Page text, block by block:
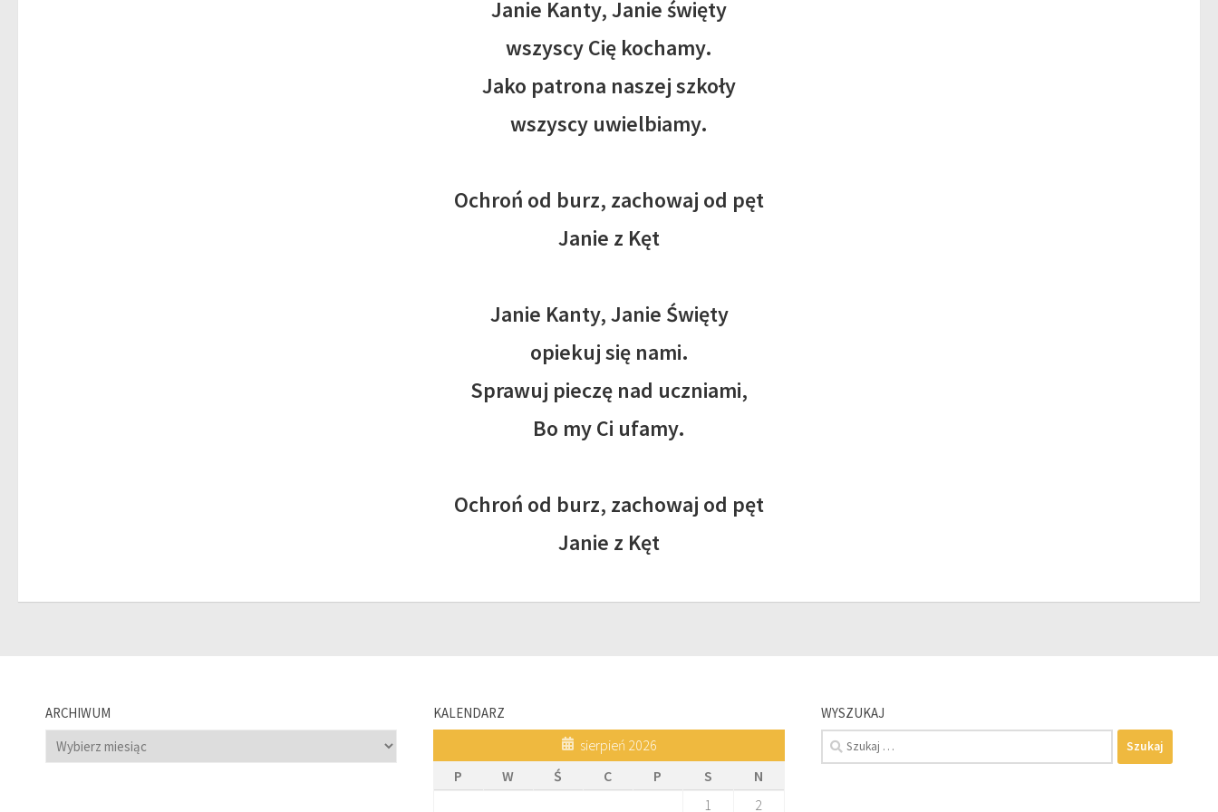
Janie Kanty, Janie święty
wszyscy Cię kochamy.
Jako patrona naszej szkoły
wszyscy uwielbiamy.
Ochroń od burz, zachowaj od pęt
Janie z Kęt
Janie Kanty, Janie Święty
opiekuj się nami.
Sprawuj pieczę nad uczniami,
Bo my Ci ufamy.
Ochroń od burz, zachowaj od pęt
Janie z Kęt
ARCHIWUM
Archiwum
KALENDARZ
sierpień 2026
P
W Ś C P S
N
1
2
WYSZUKAJ
Szukaj: